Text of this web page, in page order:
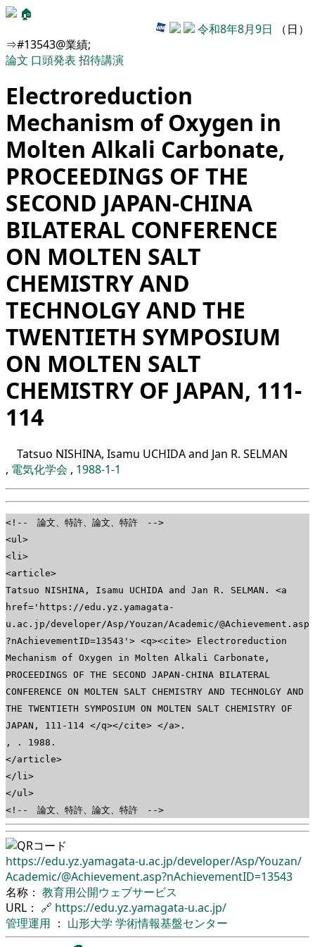
🏠
令和8年8月9日 （日）
⇒#13543@業績;
論文 口頭発表 招待講演
Electroreduction
Mechanism of Oxygen in
Molten Alkali Carbonate,
PROCEEDINGS OF THE
SECOND JAPAN-CHINA
BILATERAL CONFERENCE
ON MOLTEN SALT
CHEMISTRY AND
TECHNOLGY AND THE
TWENTIETH SYMPOSIUM
ON MOLTEN SALT
CHEMISTRY OF JAPAN, 111-
114
Tatsuo NISHINA, Isamu UCHIDA and Jan R. SELMAN
, 電気化学会 , 1988-1-1
<!-- 論文、特許、論文、特許 -->
<ul>
<li>
<article>
Tatsuo NISHINA, Isamu UCHIDA and Jan R. SELMAN. <a
href='https://edu.yz.yamagata-
u.ac.jp/developer/Asp/Youzan/Academic/@Achievement.asp
?nAchievementID=13543'> <q><cite> Electroreduction
Mechanism of Oxygen in Molten Alkali Carbonate,
PROCEEDINGS OF THE SECOND JAPAN-CHINA BILATERAL
CONFERENCE ON MOLTEN SALT CHEMISTRY AND TECHNOLGY AND
THE TWENTIETH SYMPOSIUM ON MOLTEN SALT CHEMISTRY OF
JAPAN, 111-114 </q></cite> </a>.
, . 1988.
</article>
</li>
</ul>
<!-- 論文、特許、論文、特許 -->
https://edu.yz.yamagata-u.ac.jp/developer/Asp/Youzan/
Academic/@Achievement.asp?nAchievementID=13543
名称： 教育用公開ウェブサービス
URL： 🔗 https://edu.yz.yamagata-u.ac.jp/
管理運用 ： 山形大学 学術情報基盤センター